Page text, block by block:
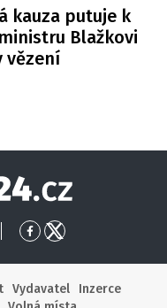
kauza putuje k
Blažkovi
vězení
Globe24
PřejítPřejít
Vydavatel
Inzerce